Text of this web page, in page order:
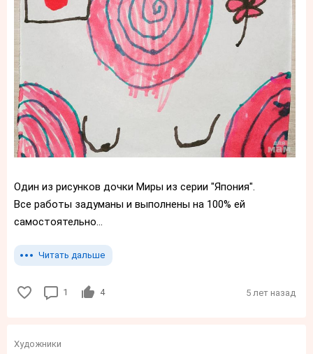
Один из рисунков дочки Миры из серии "Япония".
Все работы задуманы и выполнены на 100% ей
самостоятельно...
Читать дальше
1 4 5 лет назад
Художники